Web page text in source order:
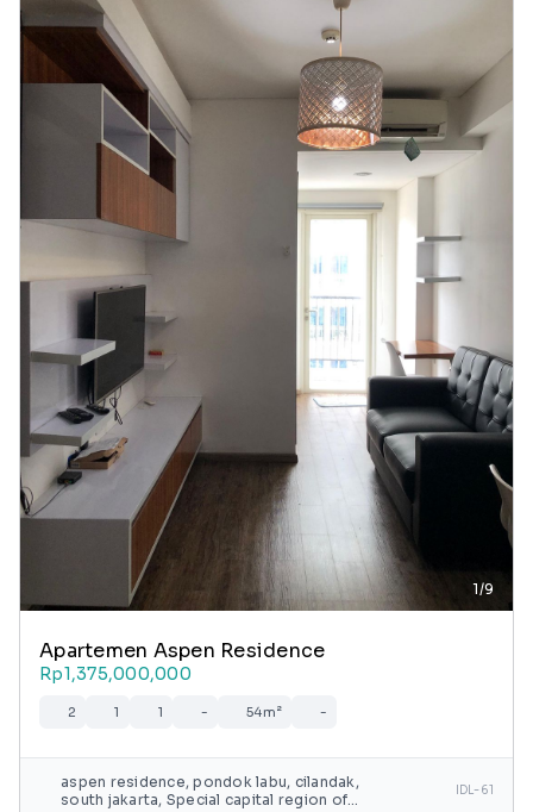
1/9
Apartemen Aspen Residence
Rp1,375,000,000
2 1 1 - 54m² -
aspen residence, pondok labu, cilandak,
south jakarta, Special capital region of
IDL-61